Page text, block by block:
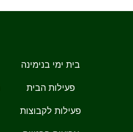
בית ימי בנימינה
פעילות הבית
פעילות לקבוצות